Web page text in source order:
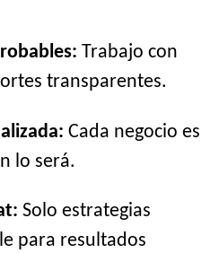
Trabajo con
transparentes.
Cada negocio es
lo será.
Solo estrategias
para resultados